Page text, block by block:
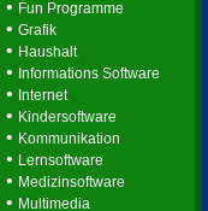
• Fun Programme
• Grafik
• Haushalt
• Informations Software
• Internet
• Kindersoftware
• Kommunikation
• Lernsoftware
• Medizinsoftware
• Multimedia